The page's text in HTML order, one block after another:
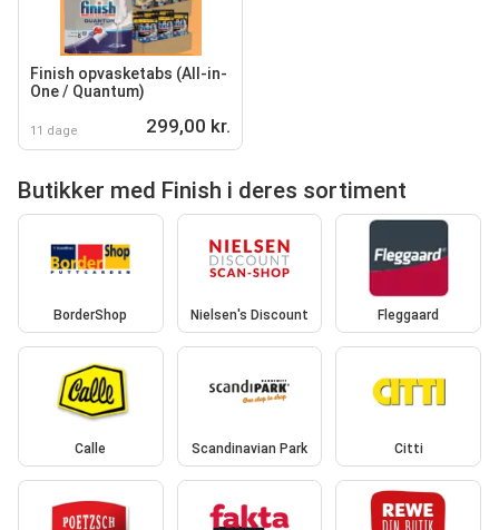
Finish opvasketabs (All-in-
One / Quantum)
11 dage 299,00 kr.
Butikker med Finish i deres sortiment
BorderShop Nielsen's Discount Fleggaard
Calle Scandinavian Park Citti